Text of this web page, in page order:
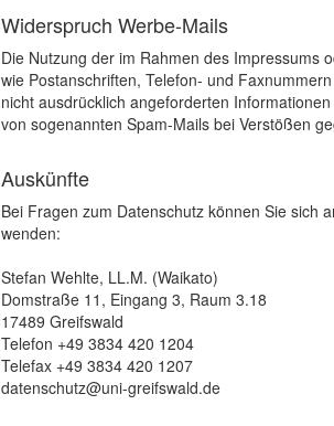
Widerspruch Werbe-Mails
Die Nutzung der im Rahmen des Impressums
wie Postanschriften, Telefon- und
nicht ausdrücklich angeforderten
von sogenannten Spam-Mails bei Verstößen
Auskünfte
Bei Fragen zum Datenschutz können Sie sich
wenden:
Stefan Wehlte, LL.M. (Waikato)
Domstraße 11, Eingang 3, Raum 3.18
17489 Greifswald
Telefon +49 3834 420 1204
Telefax +49 3834 420 1207
datenschutz@uni-greifswald.de